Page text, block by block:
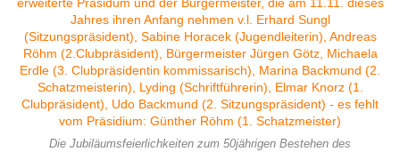
Die Jubiläumsfeierlichkeiten zum 50jährigen Bestehen des